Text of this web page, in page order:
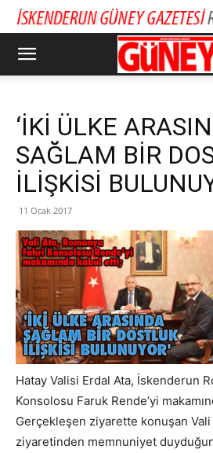
‘İKİ ÜLKE
SAĞLAM BİR
İLİŞKİSİ
11 Ocak 2017
Hatay Valisi Erdal Ata, İskenderun
Konsolosu Faruk Rende’yi
Gerçekleşen ziyarette konuşan Vali
ziyaretinden memnuniyet